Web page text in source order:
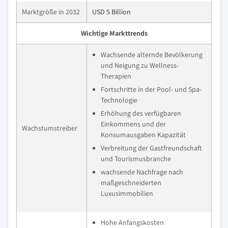
Marktgröße in 2032 USD 5 Billion
Wichtige Markttrends
Wachstumstreiber
Wachsende alternde Bevölkerung
und Neigung zu Wellness-
Therapien
Fortschritte in der Pool- und Spa-
Technologie
Erhöhung des verfügbaren
Einkommens und der
Konsumausgaben Kapazität
Verbreitung der Gastfreundschaft
und Tourismusbranche
wachsende Nachfrage nach
maßgeschneiderten
Luxusimmobilien
Hohe Anfangskosten